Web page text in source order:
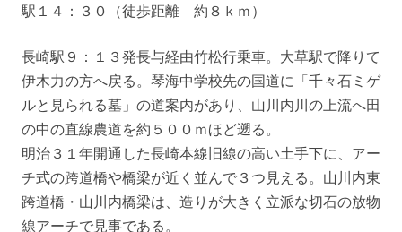
駅１４：３０（徒歩距離 約８ｋｍ）
長崎駅９：１３発長与経由竹松行乗車。大草駅で降りて
伊木力の方へ戻る。琴海中学校先の国道に「千々石ミゲ
ルと見られる墓」の道案内があり、山川内川の上流へ田
の中の直線農道を約５００ｍほど遡る。
明治３１年開通した長崎本線旧線の高い土手下に、アー
チ式の跨道橋や橋梁が近く並んで３つ見える。山川内東
跨道橋・山川内橋梁は、造りが大きく立派な切石の放物
線アーチで見事である。